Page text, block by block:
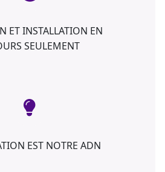
ET INSTALLATION EN
SEULEMENT
EST NOTRE ADN